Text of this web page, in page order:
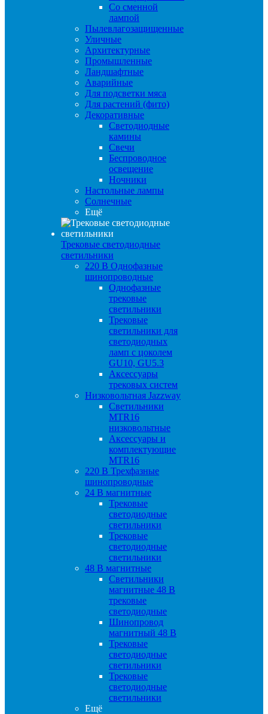
Со сменной
лампой
Пылевлагозащищенные
Уличные
Архитектурные
Промышленные
Ландшафтные
Аварийные
Для подсветки мяса
Для растений (фито)
Декоративные
Светодиодные
камины
Свечи
Беспроводное
освещение
Ночники
Настольные лампы
Солнечные
Ещё
Трековые светодиодные
светильники
220 B Однофазные
шинопроводные
Однофазные
трековые
светильники
Трековые
светильники для
светодиодных
ламп с цоколем
GU10, GU5.3
Аксессуары
трековых систем
Низковольтная Jazzway
Светильники
MTR16
низковольтные
Аксессуары и
комплектующие
MTR16
220 B Трехфазные
шинопроводные
24 B магнитные
Трековые
светодиодные
светильники
Трековые
светодиодные
светильники
48 B магнитные
Светильники
магнитные 48 В
трековые
светодиодные
Шинопровод
магнитный 48 В
Трековые
светодиодные
светильники
Трековые
светодиодные
светильники
Ещё